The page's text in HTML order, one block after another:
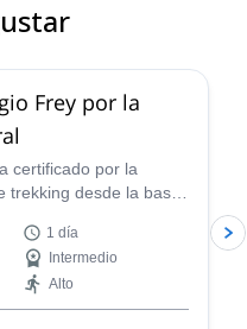
Frey por la
certificado por la
desde la base
1 día
Intermedio
Alto